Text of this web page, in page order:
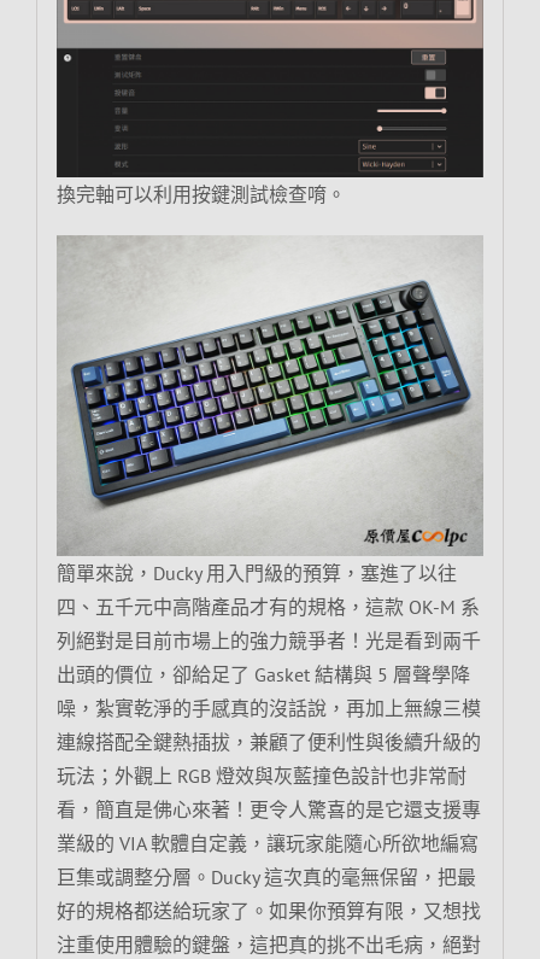
換完軸可以利用按鍵測試檢查唷。
簡單來說，Ducky 用入門級的預算，塞進了以往
四、五千元中高階產品才有的規格，這款 OK-M 系
列絕對是目前市場上的強力競爭者！光是看到兩千
出頭的價位，卻給足了 Gasket 結構與 5 層聲學降
噪，紮實乾淨的手感真的沒話說，再加上無線三模
連線搭配全鍵熱插拔，兼顧了便利性與後續升級的
玩法；外觀上 RGB 燈效與灰藍撞色設計也非常耐
看，簡直是佛心來著！更令人驚喜的是它還支援專
業級的 VIA 軟體自定義，讓玩家能隨心所欲地編寫
巨集或調整分層。Ducky 這次真的毫無保留，把最
好的規格都送給玩家了。如果你預算有限，又想找
注重使用體驗的鍵盤，這把真的挑不出毛病，絕對